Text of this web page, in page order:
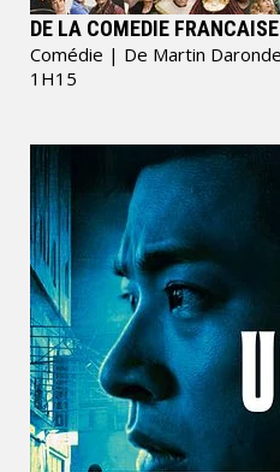
DE LA COMEDIE FRANCAISE
Comédie | De Martin
1H15